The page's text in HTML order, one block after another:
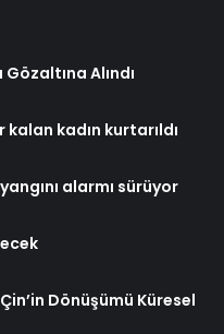
Alındı
kadın kurtarıldı
alarmı sürüyor
Dönüşümü Küresel